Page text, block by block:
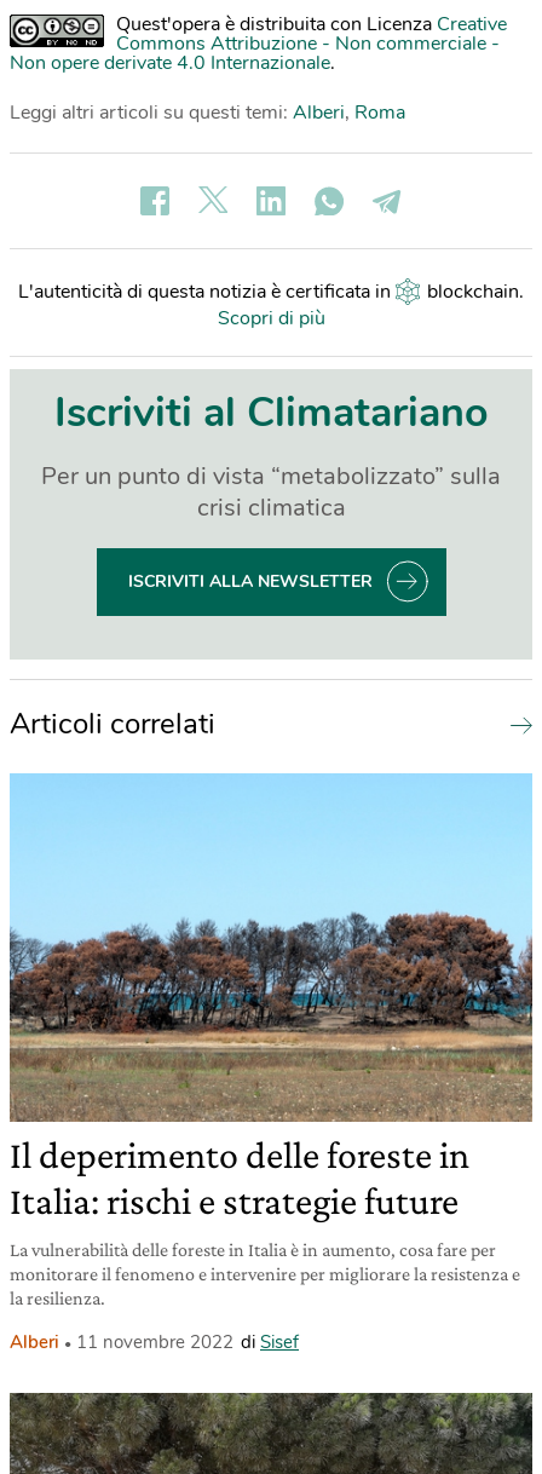
Quest'opera è distribuita con Licenza Creative
Commons Attribuzione - Non commerciale -
Non opere derivate 4.0 Internazionale.
Leggi altri articoli su questi temi: Alberi, Roma
L'autenticità di questa notizia è certificata in blockchain.
Scopri di più
Iscriviti al Climatariano
Per un punto di vista “metabolizzato” sulla
crisi climatica
ISCRIVITI ALLA NEWSLETTER
Articoli correlati
Il deperimento delle foreste in
Italia: rischi e strategie future
La vulnerabilità delle foreste in Italia è in aumento, cosa fare per
monitorare il fenomeno e intervenire per migliorare la resistenza e
la resilienza.
Alberi 11 novembre 2022 di Sisef